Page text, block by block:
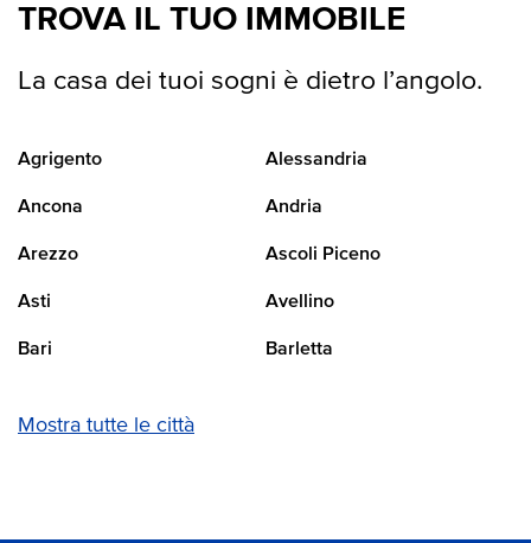
TROVA IL TUO IMMOBILE
La casa dei tuoi sogni è dietro l’angolo.
Agrigento Alessandria
Ancona Andria
Arezzo Ascoli Piceno
Asti Avellino
Bari Barletta
Mostra tutte le città